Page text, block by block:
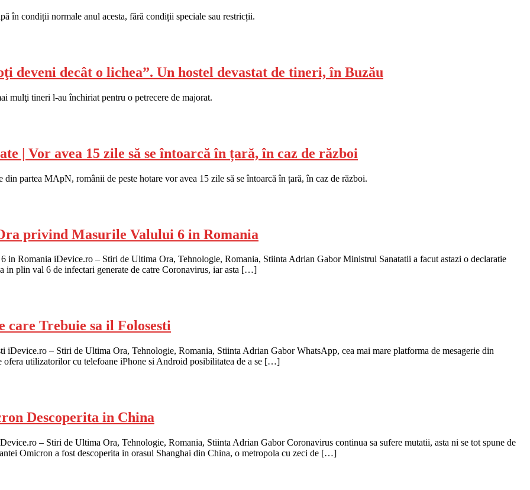
în condiții normale anul acesta, fără condiții speciale sau restricții.
deveni decât o lichea”. Un hostel devastat de tineri, în Buzău
mulţi tineri l-au închiriat pentru o petrecere de majorat.
| Vor avea 15 zile să se întoarcă în țară, în caz de război
partea MApN, românii de peste hotare vor avea 15 zile să se întoarcă în țară, în caz de război.
privind Masurile Valului 6 in Romania
Romania iDevice.ro – Stiri de Ultima Ora, Tehnologie, Romania, Stiinta Adrian Gabor Ministrul Sanatatii a facut astazi o declaratie
in plin val 6 de infectari generate de catre Coronavirus, iar asta […]
Trebuie sa il Folosesti
– Stiri de Ultima Ora, Tehnologie, Romania, Stiinta Adrian Gabor WhatsApp, cea mai mare platforma de mesagerie din
utilizatorilor cu telefoane iPhone si Android posibilitatea de a se […]
Descoperita in China
– Stiri de Ultima Ora, Tehnologie, Romania, Stiinta Adrian Gabor Coronavirus continua sa sufere mutatii, asta ni se tot spune de
Omicron a fost descoperita in orasul Shanghai din China, o metropola cu zeci de […]